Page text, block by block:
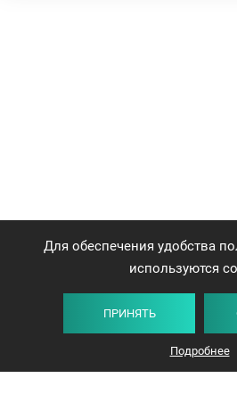
Для обеспечения удобства
используются
ПРИНЯТЬ
Подробнее